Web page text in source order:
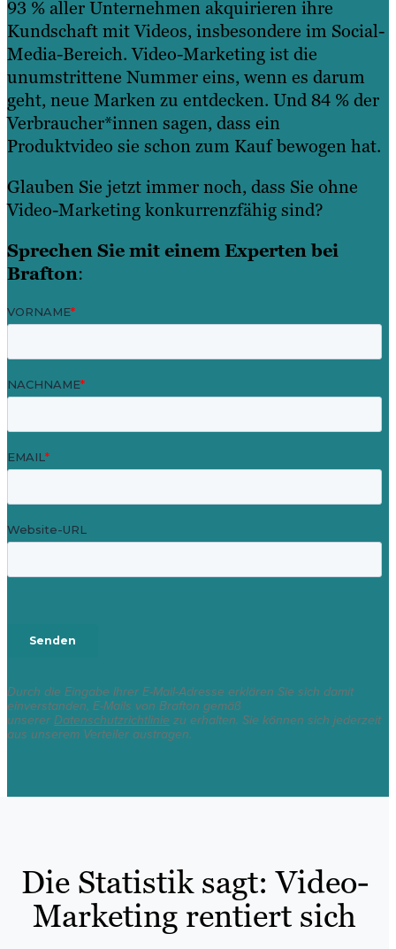
93 % aller Unternehmen akquirieren ihre
Kundschaft mit Videos, insbesondere im Social-
Media-Bereich. Video-Marketing ist die
unumstrittene Nummer eins, wenn es darum
geht, neue Marken zu entdecken. Und 84 % der
Verbraucher*innen sagen, dass ein
Produktvideo sie schon zum Kauf bewogen hat.
Glauben Sie jetzt immer noch, dass Sie ohne
Video-Marketing konkurrenzfähig sind?
Sprechen Sie mit einem Experten bei
Brafton:
Durch die Eingabe Ihrer E-Mail-Adresse erklären Sie sich damit
einverstanden, E-Mails von Brafton gemäß
unsererDatenschutzrichtlinie zu erhalten. Sie können sich jederzeit
aus unserem Verteiler austragen.
Die Statistik sagt: Video-
Marketing rentiert sich